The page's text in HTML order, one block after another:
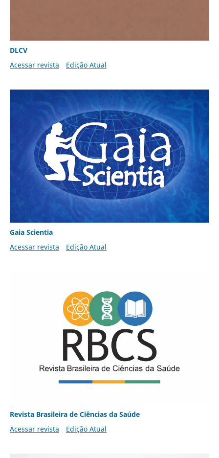
DLCV
Acessar revista
Edição Atual
Gaia Scientia
Acessar revista
Edição Atual
Revista Brasileira de Ciências da Saúde
Acessar revista
Edição Atual